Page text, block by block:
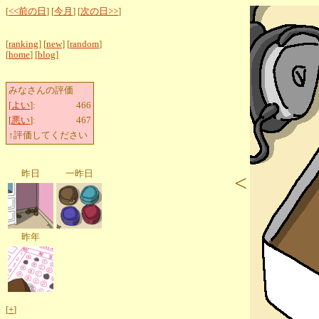
[<<前の日 ] [今月 ] [次の日>>]
[ranking] [new] [random]
[home] [blog]
みなさんの評価
[よい]:
466
[悪い]:
467
↑評価してください
昨日 一昨日
昨年
[+]
<